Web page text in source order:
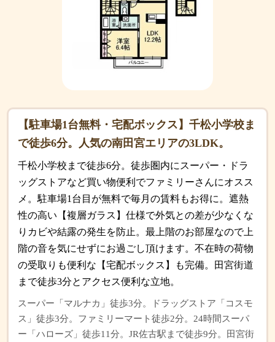
【駐車場1台無料・宅配ボックス】千松小学校ま
で徒歩6分。人気の南田宮エリアの3LDK。
千松小学校まで徒歩6分。徒歩圏内にスーパー・ドラ
ッグストアなど買い物便利でファミリーさんにオスス
メ。駐車場1台目が無料で毎月の賃料もお得に。遮熱
性の高い【複層ガラス】仕様で外気との差が少なくな
りカビや結露の発生を防止。最上階のお部屋なので上
階の音を気にせずにお過ごし頂けます。不在時の荷物
の受取りも便利な【宅配ボックス】も完備。田宮街道
まで徒歩3分とアクセス便利な立地。
スーパー「マルナカ」徒歩3分。ドラッグストア「コスモ
ス」徒歩3分。ファミリーマート徒歩2分。24時間スーパ
ー「ハローズ」徒歩11分。JR佐古駅まで徒歩9分。田宮街